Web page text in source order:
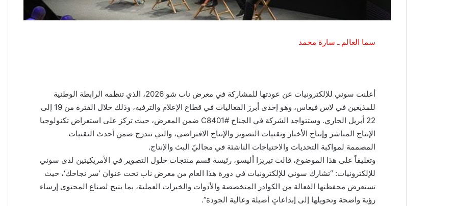
سما العالم ـ سارة محمد
أعلنت سوني للإلكترونيات عن عودتها للمشاركة في معرض ناب شو 2026، الذي تنظمه الرابطة الوطنية
للمذيعين في لاس فيغاس، وهو إحدى أبرز الفعاليات في قطاع الإعلام والترفيه، وذلك خلال الفترة من 19 إلى
22 أبريل الجاري. وستتواجد الشركة في الجناح #C8401 ضمن المعرض، حيث تركز على استعراض تكنولوجيا
الإنتاج المباشر وإنتاج الأخبار وتقنيات التصوير والإنتاج الافتراضي، والتي تندرج ضمن أحدث التقنيات
المصممة لمواكبة التحديات والاحتياجات الناشئة في مجاليّ البث والإنتاج.
وتعليقاً على هذا الموضوع، قالت تيريزا أليسو، رئيسة قسم منتجات حلول التصوير في الأمريكيتين لدى سوني
للإلكترونيات: “تشارك سوني للإلكترونيات في دورة هذا العام من معرض ناب تحت عنوان ’سر نجاحك‘، حيث
تستعرض محفظتها الفعالة من الكوادر المتخصصة والأدوات والخبرات العملية، بما يتيح لصناع المحتوى إرساء
رؤية واضحة وتحويلها إلى إبداعاتٍ أصيلة وعالية الجودة”.